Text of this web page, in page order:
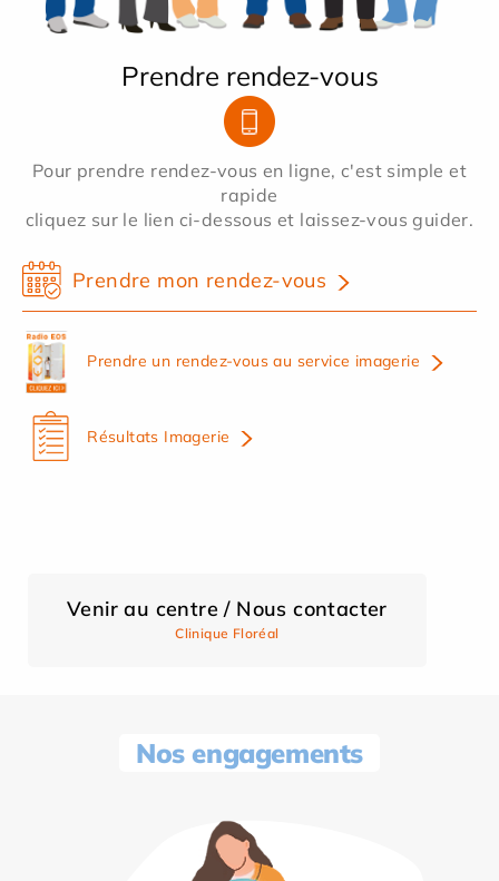
Prendre rendez-vous
Pour prendre rendez-vous en ligne, c'est simple et
rapide
cliquez sur le lien ci-dessous et laissez-vous guider.
Prendre mon rendez-vous
Prendre un rendez-vous au service imagerie
Résultats Imagerie
Venir au centre / Nous contacter
Clinique Floréal
Nos engagements